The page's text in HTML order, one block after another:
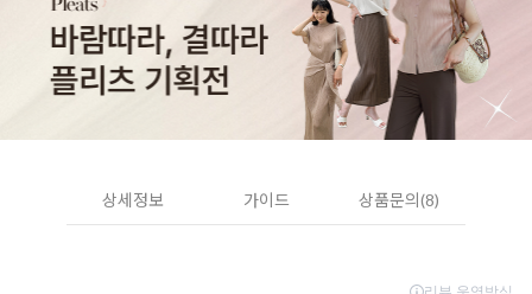
상세정보 가이드 상품문의(8)